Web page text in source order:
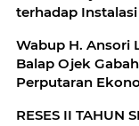
terhadap
Wabup H. Ansori
Balap Ojek
Perputaran
RESES II TAHUN